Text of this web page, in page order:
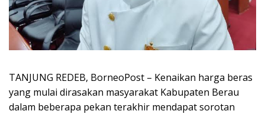
TANJUNG REDEB, BorneoPost – Kenaikan harga beras
yang mulai dirasakan masyarakat Kabupaten Berau
dalam beberapa pekan terakhir mendapat sorotan